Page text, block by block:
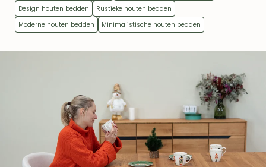
Design houten bedden
Rustieke houten bedden
Moderne houten bedden
Minimalistische houten bedden